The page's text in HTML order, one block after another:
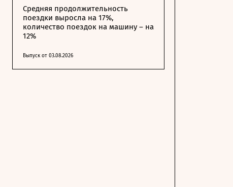
Средняя продолжительность
поездки выросла на 17%,
количество поездок на машину – на
12%
Выпуск от 03.08.2026